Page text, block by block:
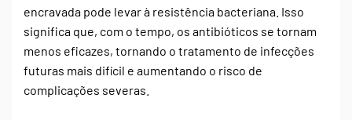
encravada pode levar à resistência bacteriana. Isso
significa que, com o tempo, os antibióticos se tornam
menos eficazes, tornando o tratamento de infecções
futuras mais difícil e aumentando o risco de
complicações severas.